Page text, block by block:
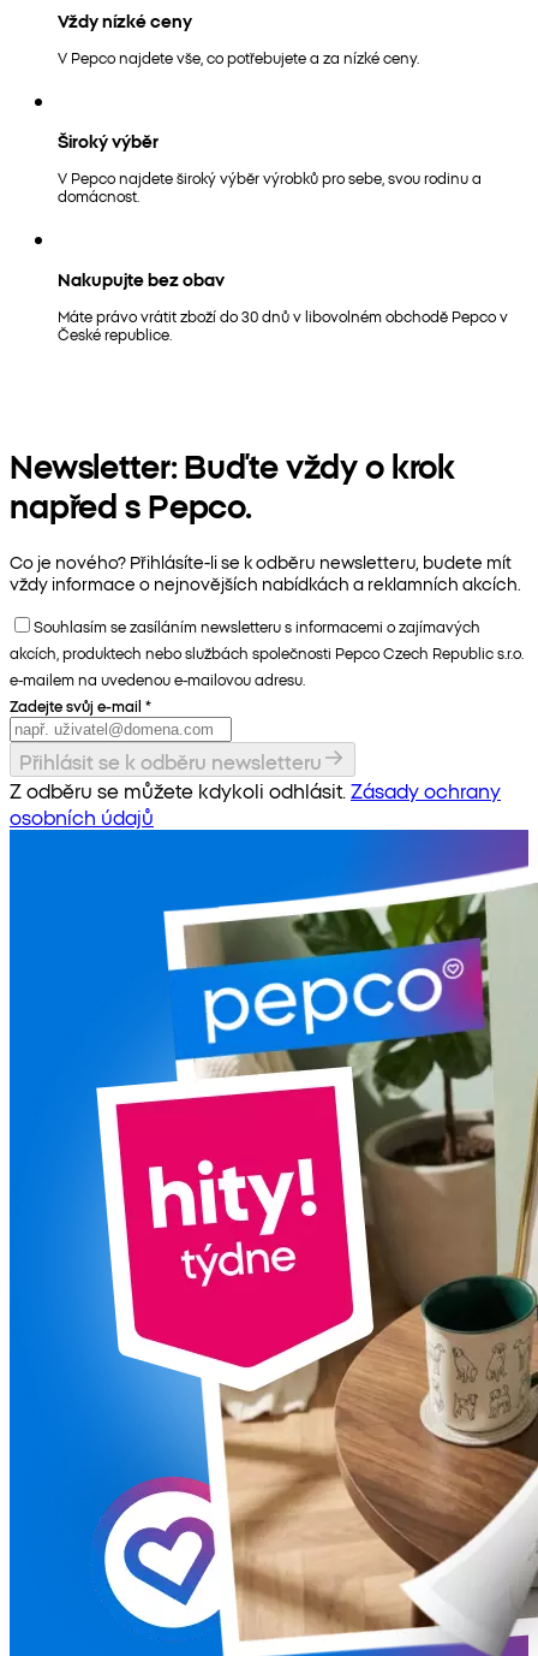
Vždy nízké ceny
V Pepco najdete vše, co potřebujete a za nízké ceny.
Široký výběr
V Pepco najdete široký výběr výrobků pro sebe, svou rodinu a
domácnost.
Nakupujte bez obav
Máte právo vrátit zboží do 30 dnů v libovolném obchodě Pepco v
České republice.
Newsletter: Buďte vždy o krok
napřed s Pepco.
Co je nového? Přihlásíte-li se k odběru newsletteru, budete mít
vždy informace o nejnovějších nabídkách a reklamních akcích.
Souhlasím se zasíláním newsletteru s informacemi o zajímavých
akcích, produktech nebo službách společnosti Pepco Czech Republic s.r.o.
e-mailem na uvedenou e-mailovou adresu.
Zadejte svůj e-mail *
Přihlásit se k odběru newsletteru
Z odběru se můžete kdykoli odhlásit. Zásady ochrany
osobních údajů